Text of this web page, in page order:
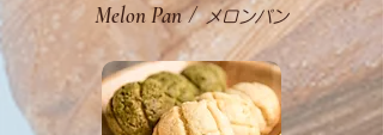
Melon Pan/メロンパン